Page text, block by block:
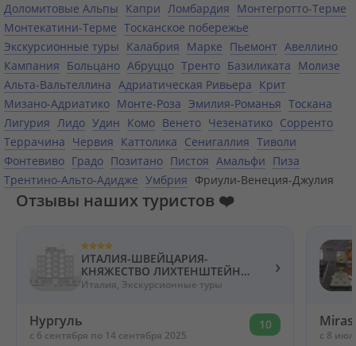
Доломитовые Альпы Капри Ломбардия Монтегротто-Терме
Монтекатини-Терме Тосканское побережье
Экскурсионные туры Калабрия Марке Пьемонт Авеллино
Кампания Больцано Абруццо Тренто Базиликата Молизе
Альта-Вальтеллина Адриатическая Ривьера Крит
Мизано-Адриатико Монте-Роза Эмилия-Романья Тоскана
Лигурия Лидо Удин Комо Венето Чезенатико Сорренто
Террачина Червия Каттолика Сенигаллия Тиволи
Фонтевиво Градо Позитано Пистоя Амальфи Пиза
Трентино-Альто-Адидже Умбрия Фриули-Венеция-Джулия
Отзывы наших туристов ❤️
ИТАЛИЯ-ШВЕЙЦАРИЯ-
КНЯЖЕСТВО ЛИХТЕНШТЕЙН
(ИТАЛИЯ + ШВЕЙЦАРИЯ)
Италия, Экскурсионные туры
›
Нургуль
c 6 сентября по 14 сентября 2025
10 Miras
c 8